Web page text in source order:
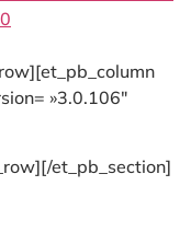
»3.0.106″
et_pb_section]